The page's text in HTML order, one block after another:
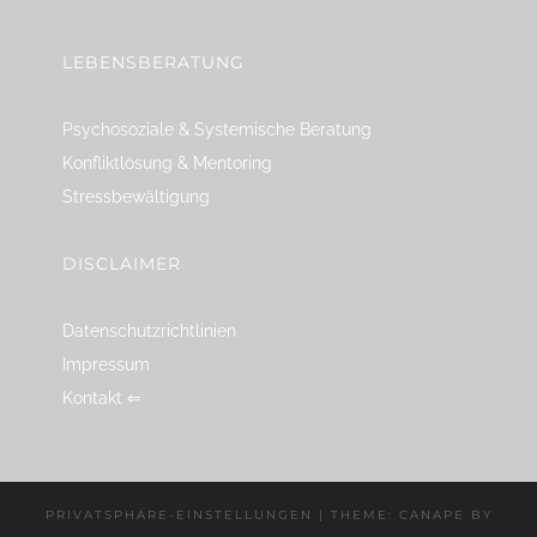
LEBENSBERATUNG
Psychosoziale & Systemische Beratung
Konfliktlösung & Mentoring
Stressbewältigung
DISCLAIMER
Datenschutzrichtlinien
Impressum
Kontakt ⇐
PRIVATSPHÄRE-EINSTELLUNGEN | THEME: CANAPE BY